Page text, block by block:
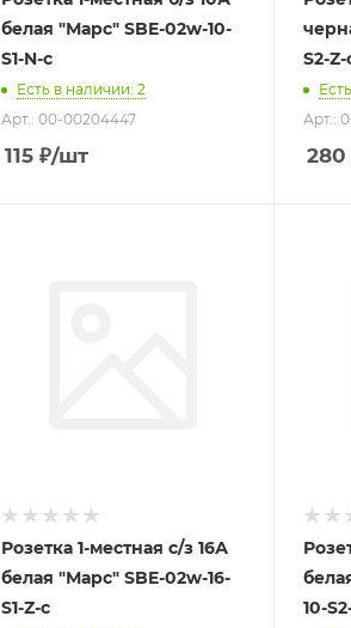
белая "Марс" SBE-02w-10-
S1-N-c
Есть в наличии: 2
Арт.: 00-00204447
115 ₽/шт
S2-Z-
Арт.:
280
Розетка 1-местная с/з 16А
белая "Марс" SBE-02w-16-
S1-Z-c
10-